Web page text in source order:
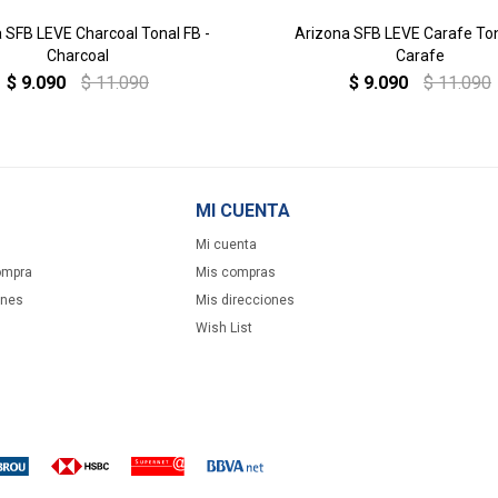
LEVE Charcoal Tonal FB -
Charcoal
$ 9.090 $ 11.090
Arizona SFB LEVE Carafe
Carafe
$ 9.090 $ 11.090
MI CUENTA
Mi cuenta
Mis compras
Mis direcciones
Wish List